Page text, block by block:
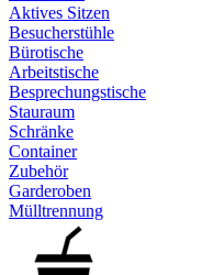
Aktives Sitzen
Besucherstühle
Bürotische
Arbeitstische
Besprechungstische
Stauraum
Schränke
Container
Zubehör
Garderoben
Mülltrennung